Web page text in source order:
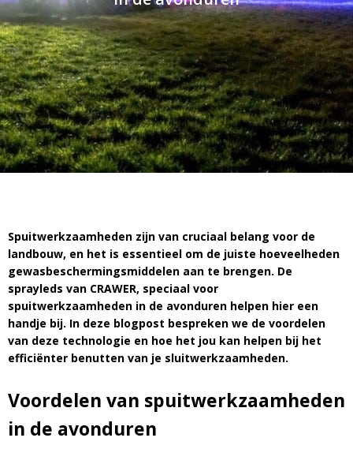
LED voordeelpakketten
Overige producten
Blog
Over ons
Ervaringen
Gratis lichtplan
0597-234500
info@ledhandel24.nl
+31611204496
LED voordeelpakketten
Overige producten
Bekijk alles
Spuitwerkzaamheden zijn van cruciaal belang voor de
landbouw, en het is essentieel om de juiste hoeveelheden
gewasbeschermingsmiddelen aan te brengen. De
sprayleds van CRAWER, speciaal voor
spuitwerkzaamheden in de avonduren helpen hier een
handje bij. In deze blogpost bespreken we de voordelen
van deze technologie en hoe het jou kan helpen bij het
efficiënter benutten van je sluitwerkzaamheden.
Voordelen van spuitwerkzaamheden
in de avonduren